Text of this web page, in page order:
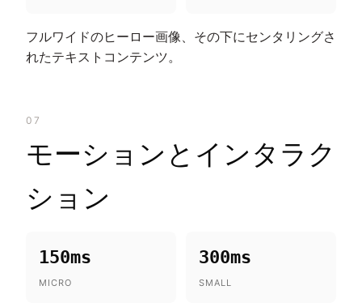
フルワイドのヒーロー画像、その下にセンタリングさ
れたテキストコンテンツ。
07
モーションとインタラク
ション
150ms
MICRO
300ms
SMALL